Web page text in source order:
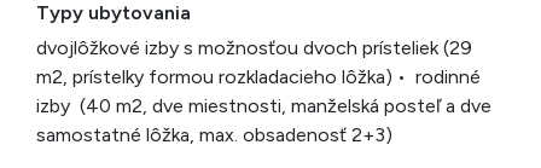
Typy ubytovania
dvojlôžkové izby s možnosťou dvoch prísteliek (29
m2, prístelky formou rozkladacieho lôžka) • rodinné
izby (40 m2, dve miestnosti, manželská posteľ a dve
samostatné lôžka, max. obsadenosť 2+3)